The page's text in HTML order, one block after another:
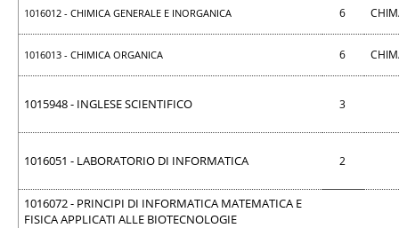
1016012 - CHIMICA GENERALE E INORGANICA 6
1016013 - CHIMICA ORGANICA 6
1015948 - INGLESE SCIENTIFICO 3
1016051 - LABORATORIO DI INFORMATICA 2
1016072 - PRINCIPI DI INFORMATICA MATEMATICA E
FISICA APPLICATI ALLE BIOTECNOLOGIE